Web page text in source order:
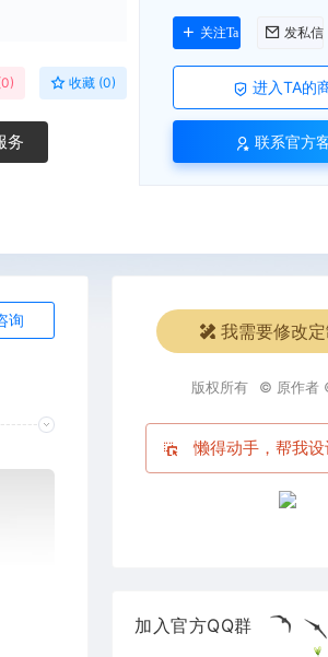
0) 收藏 (0)
务
关注Ta 发私信
进入TA的
联系官方
询
我需要修改
版权所有 © 原作者
懒得动手，帮我
加入官方QQ群